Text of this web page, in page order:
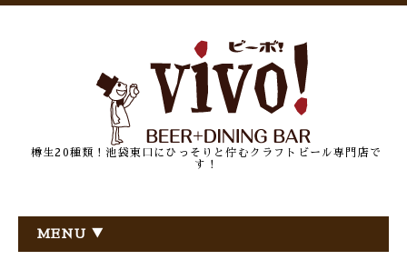
樽生20種類！池袋東口にひっそりと佇むクラフトビール専門店で
す！
MENU ▼